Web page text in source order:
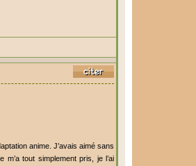
anime. J’avais aimé sans
tout simplement pris, je l’ai